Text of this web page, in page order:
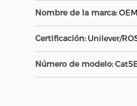
Nombre de la marca:
Certificación: Unilever/
Número de modelo: